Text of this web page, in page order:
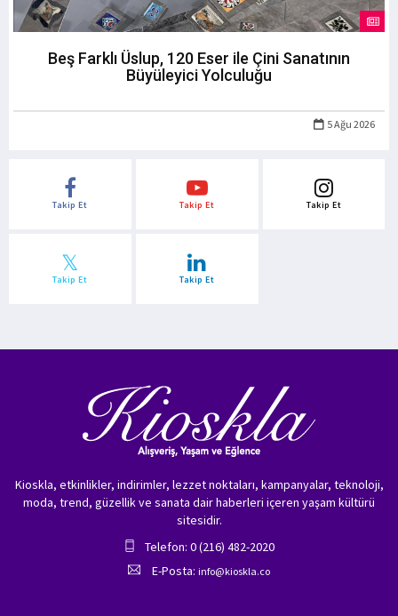
Beş Farklı Üslup, 120 Eser ile Çini Sanatının
Büyüleyici Yolculuğu
5 Ağu 2026
Takip Et Takip Et Takip Et
Takip Et Takip Et
Kioskla, etkinlikler, indirimler, lezzet noktaları, kampanyalar, teknoloji,
moda, trend, güzellik ve sanata dair haberleri içeren yaşam kültürü
sitesidir.
Telefon: 0 (216) 482-2020
E-Posta: info@kioskla.co